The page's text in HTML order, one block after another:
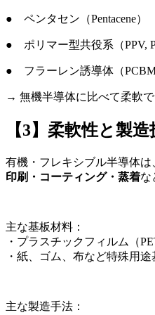
● ペンタセン（Pentacene）
● ポリマー型共役系（PPV,
● フラーレン誘導体（PCBM
→ 無機半導体に比べて柔軟で
【3】柔軟性と製造
有機・フレキシブル半導体は
印刷・コーティング・蒸着な
主な基板材料：
・プラスチックフィルム（
・紙、ゴム、布など特殊用途
主な製造手法：